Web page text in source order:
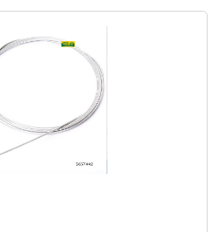
PER JAAR